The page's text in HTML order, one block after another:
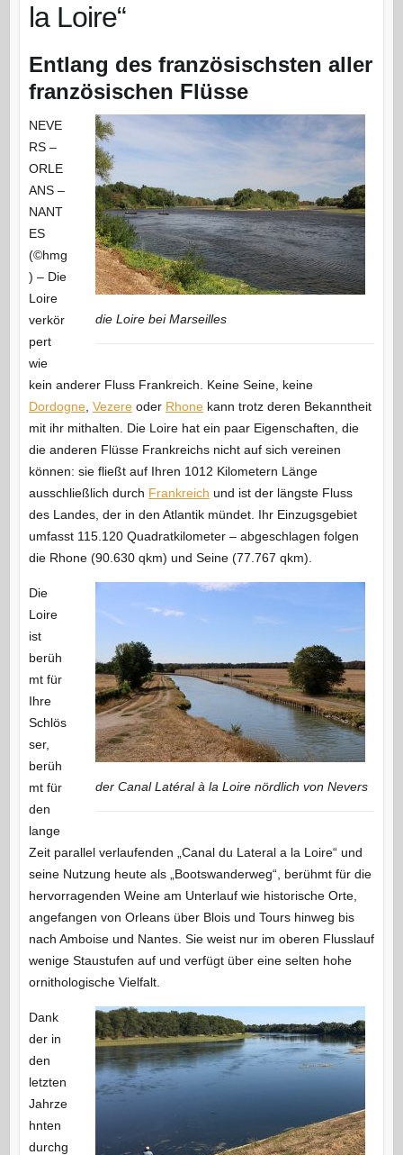
la Loire“
Entlang des französischsten aller
französischen Flüsse
die Loire bei Marseilles
NEVE
RS –
ORLE
ANS –
NANT
ES
(©hmg
) – Die
Loire
verkör
pert
wie
kein anderer Fluss Frankreich. Keine Seine, keine
Dordogne, Vezereoder Rhonekann trotz deren Bekanntheit
mit ihr mithalten. Die Loire hat ein paar Eigenschaften, die
die anderen Flüsse Frankreichs nicht auf sich vereinen
können: sie fließt auf Ihren 1012 Kilometern Länge
ausschließlich durch Frankreich und ist der längste Fluss
des Landes, der in den Atlantik mündet. Ihr Einzugsgebiet
umfasst 115.120 Quadratkilometer – abgeschlagen folgen
die Rhone (90.630 qkm) und Seine (77.767 qkm).
der Canal Latéral à la Loire nördlich von Nevers
Die
Loire
ist
berüh
mt für
Ihre
Schlös
ser,
berüh
mt für
den
lange
Zeit parallel verlaufenden „Canal du Lateral a la Loire“ und
seine Nutzung heute als „Bootswanderweg“, berühmt für die
hervorragenden Weine am Unterlauf wie historische Orte,
angefangen von Orleans über Blois und Tours hinweg bis
nach Amboise und Nantes. Sie weist nur im oberen Flusslauf
wenige Staustufen auf und verfügt über eine selten hohe
ornithologische Vielfalt.
Dank
der in
den
letzten
Jahrze
hnten
durchg